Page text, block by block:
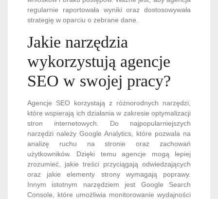
regularnie raportowała wyniki oraz dostosowywała
strategię w oparciu o zebrane dane.
Jakie narzędzia
wykorzystują agencje
SEO w swojej pracy?
Agencje SEO korzystają z różnorodnych narzędzi,
które wspierają ich działania w zakresie optymalizacji
stron internetowych. Do najpopularniejszych
narzędzi należy Google Analytics, które pozwala na
analizę ruchu na stronie oraz zachowań
użytkowników. Dzięki temu agencje mogą lepiej
zrozumieć, jakie treści przyciągają odwiedzających
oraz jakie elementy strony wymagają poprawy.
Innym istotnym narzędziem jest Google Search
Console, które umożliwia monitorowanie wydajności